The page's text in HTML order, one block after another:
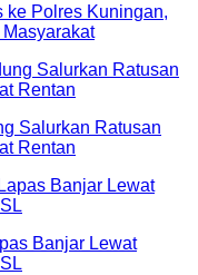
ke Polres Kuningan,
Salurkan Ratusan
Rentan
Banjar Lewat